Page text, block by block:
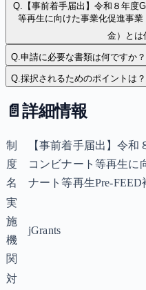
Q. 【事前着手届出】令和８年度
等再生に向けた事業化促進事
金）とは
Q.申請に必要な書類は何ですか？
Q.採択されるためのポイントは？
📄 詳細情報
制
度
名
【事前着手届出】令
コンビナート等再生に
ナート等再生Pre-FEED
実
施
機
関
jGrants
対